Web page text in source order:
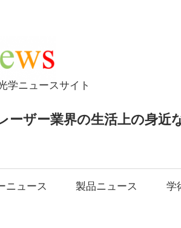
学ニュースサイト
ーザー業界の生活上の身
ニュース 製品ニュース 学